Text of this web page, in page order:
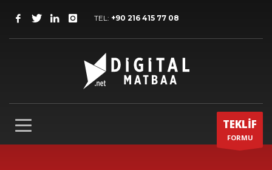
TEL: +90 216 415 77 08
TEKLİF
FORMU